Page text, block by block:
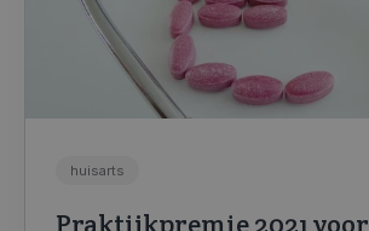
huisarts
Praktijkpremie 2021 voor